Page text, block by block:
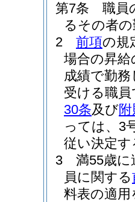
第7条
職員
るその者
2
前項の規
場合の昇
成績で勤
受ける職
30条及び
っては、3
従い決定
3
満55歳
員に関する
料表の適